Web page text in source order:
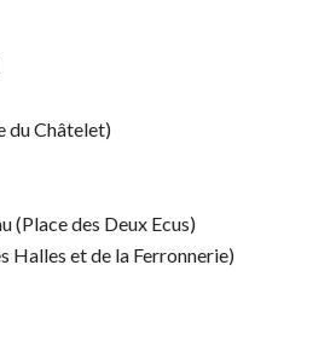
du Châtelet)
(Place des Deux Ecus)
Halles et de la Ferronnerie)